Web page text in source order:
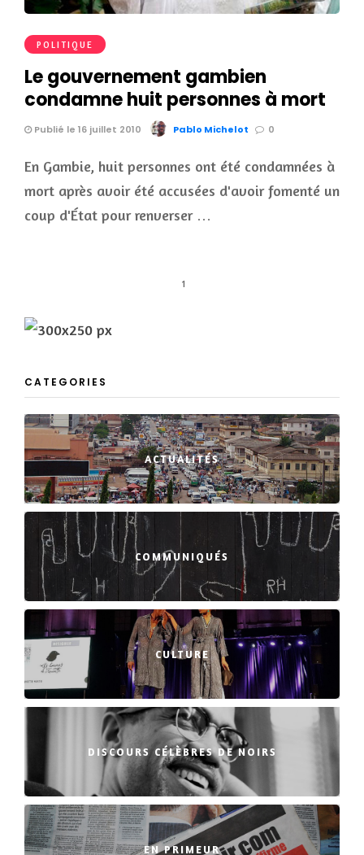
POLITIQUE
Le gouvernement gambien
condamne huit personnes à mort
Publié le 16 juillet 2010 Pablo Michelot 0
En Gambie, huit personnes ont été condamnées à
mort après avoir été accusées d'avoir fomenté un
coup d'État pour renverser …
1
CATEGORIES
ACTUALITÉS
COMMUNIQUÉS
CULTURE
DISCOURS CÉLÈBRES DE NOIRS
EN PRIMEUR